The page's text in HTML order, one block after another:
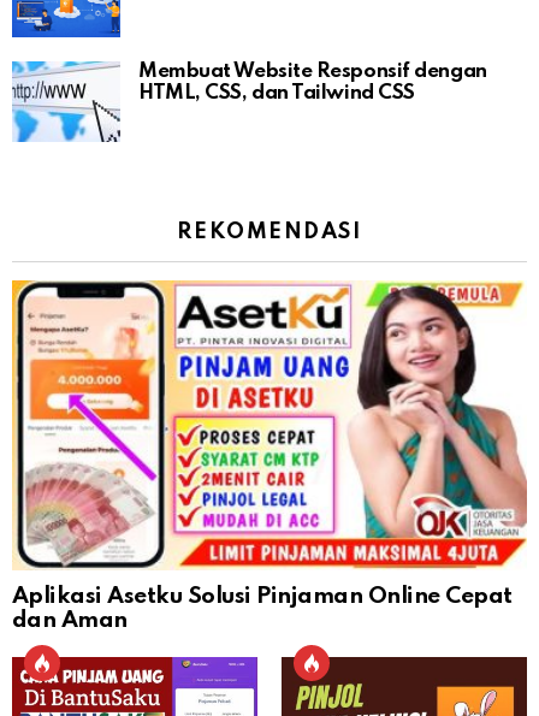
Membuat Website Responsif dengan
HTML, CSS, dan Tailwind CSS
REKOMENDASI
Aplikasi Asetku Solusi Pinjaman Online Cepat
dan Aman